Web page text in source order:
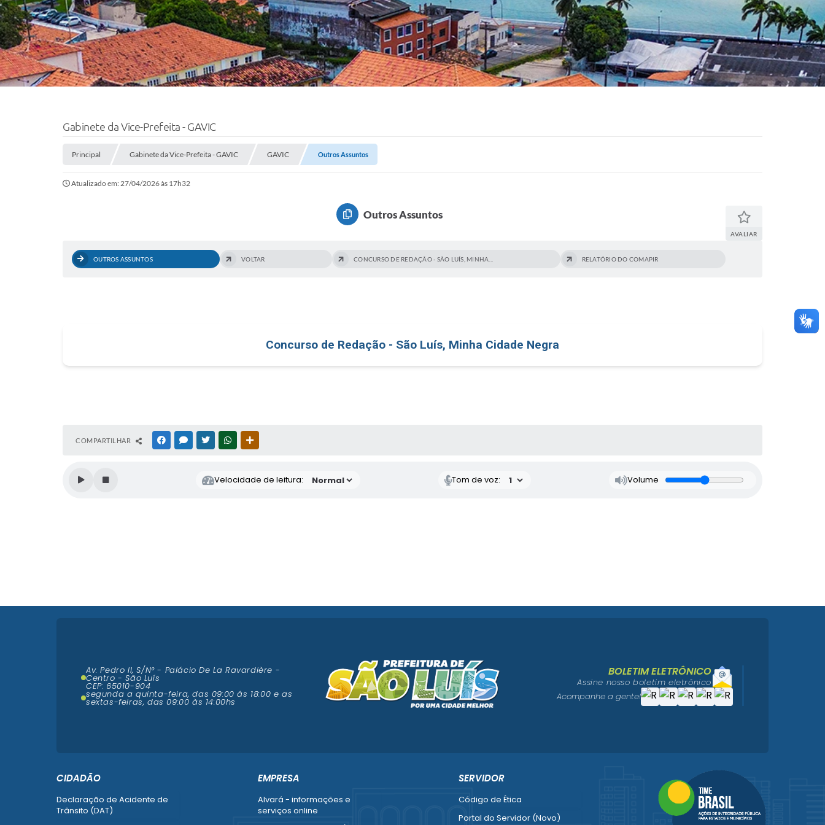
Gabinete da Vice-Prefeita - GAVIC
Principal Gabinete da Vice-Prefeita - GAVIC GAVIC Outros Assuntos
Atualizado em: 27/04/2026 às 17h32
Outros Assuntos
AVALIAR
OUTROS ASSUNTOS VOLTAR CONCURSO DE REDAÇÃO - SÃO LUÍS, MINHA... RELATÓRIO DO COMAPIR
Concurso de Redação - São Luís, Minha Cidade Negra
COMPARTILHAR FACEBOOKMESSENGER
TWITTERWHATSAPP
Velocidade de leitura: Tom de voz: Volume
CIDADÃO
Declaração de Acidente de
Trânsito (DAT)
EMPRESA
Alvará - informações e
serviços online
SERVIDOR
Código de Ética
Portal do Servidor (Novo)
Av. Pedro II, S/N° - Palácio De La Ravardière -
Centro - São Luís
CEP: 65010-904
segunda a quinta-feira, das 09:00 ás 18:00 e as
sextas-feiras, das 09:00 às 14:00hs
BOLETIM ELETRÔNICO
Assine nosso boletim eletrônico
Acompanhe a gente!